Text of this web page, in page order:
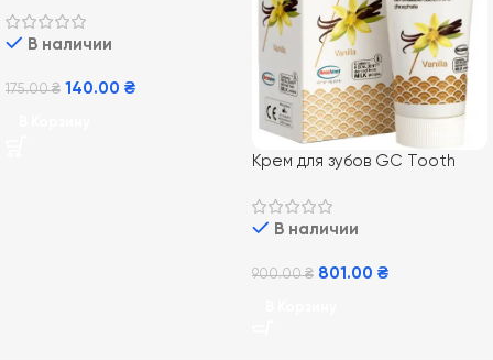
В наличии
175.00₴ 140.00 ₴
Крем для зубов GC Tooth
Ванильный
В наличии
900.00₴ 801.00 ₴